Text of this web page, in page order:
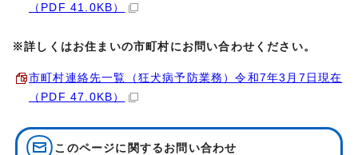
（PDF 41.0KB）
※詳しくはお住まいの市町村にお問い合わせください。
市町村連絡先一覧（狂犬病予防業務）令和7年3月7日現在
（PDF 47.0KB）
このページに関する お問い合わせ